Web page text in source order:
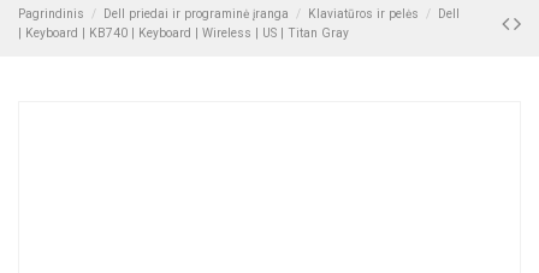
Pagrindinis Dell priedai ir programinė įranga Klaviatūros ir pelės
Dell
| Keyboard | KB740 | Keyboard | Wireless | US | Titan Gray